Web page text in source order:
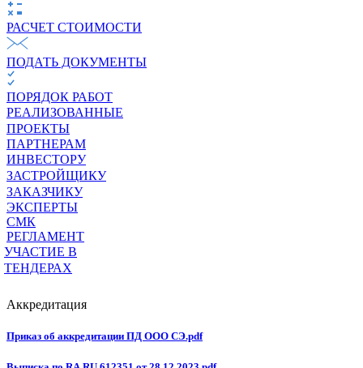
РАСЧЕТ СТОИМОCТИ
ПОДАТЬ ДОКУМЕНТЫ
ПОРЯДОК РАБОТ
РЕАЛИЗОВАННЫЕ
ПРОЕКТЫ
ПАРТНЕРАМ
ИНВЕСТОРУ
ЗАСТРОЙЩИКУ
ЗАКАЗЧИКУ
ЭКСПЕРТЫ
СМК
РЕГЛАМЕНТ
УЧАСТИЕ В
ТЕНДЕРАХ
Аккредитация
Приказ об аккредитации ПД ООО СЭ.pdf